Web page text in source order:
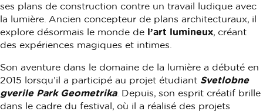
ses plans de construction contre un travail ludique avec
la lumière. Ancien concepteur de plans architecturaux, il
explore désormais le monde de l’art lumineux, créant
des expériences magiques et intimes.
Son aventure dans le domaine de la lumière a débuté en
2015 lorsqu’il a participé au projet étudiant Svetlobne
gverile Park Geometrika. Depuis, son esprit créatif brille
dans le cadre du festival, où il a réalisé des projets